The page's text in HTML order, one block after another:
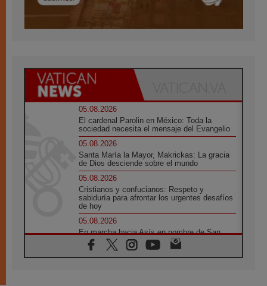
05.08.2026
El cardenal Parolin en México: Toda la
sociedad necesita el mensaje del Evangelio
05.08.2026
Santa María la Mayor, Makrickas: La gracia
de Dios desciende sobre el mundo
05.08.2026
Cristianos y confucianos: Respeto y
sabiduría para afrontar los urgentes desafíos
de hoy
05.08.2026
En marcha hacia Asís en nombre de San
Francisco, a la espera de León
05.08.2026